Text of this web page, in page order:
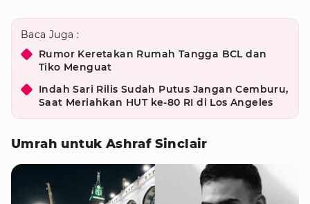
Baca Juga :
Rumor Keretakan Rumah Tangga BCL dan
Tiko Menguat
Indah Sari Rilis Sudah Putus Jangan Cemburu,
Saat Meriahkan HUT ke-80 RI di Los Angeles
Umrah untuk Ashraf Sinclair